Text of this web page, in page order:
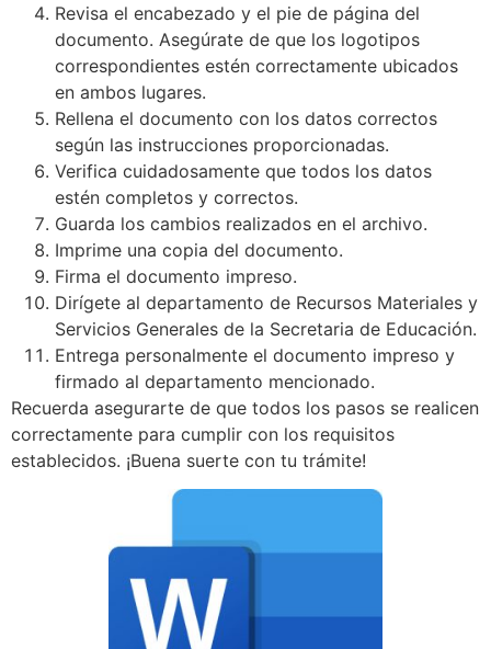
Revisa el encabezado y el pie de página del
documento. Asegúrate de que los logotipos
correspondientes estén correctamente ubicados
en ambos lugares.
Rellena el documento con los datos correctos
según las instrucciones proporcionadas.
Verifica cuidadosamente que todos los datos
estén completos y correctos.
Guarda los cambios realizados en el archivo.
Imprime una copia del documento.
Firma el documento impreso.
Dirígete al departamento de Recursos Materiales y
Servicios Generales de la Secretaria de Educación.
Entrega personalmente el documento impreso y
firmado al departamento mencionado.
Recuerda asegurarte de que todos los pasos se realicen
correctamente para cumplir con los requisitos
establecidos. ¡Buena suerte con tu trámite!